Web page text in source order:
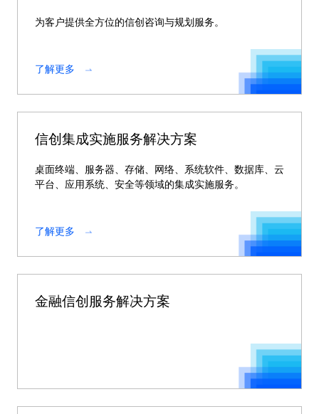
为客户提供全方位的信创咨询与规划服务。
了解更多
信创集成实施服务解决方案
桌面终端、服务器、存储、网络、系统软件、数据库、云
平台、应用系统、安全等领域的集成实施服务。
了解更多
金融信创服务解决方案